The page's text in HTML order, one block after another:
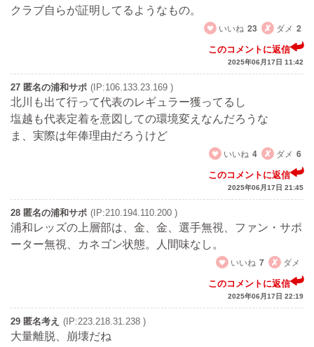
クラブ自らが証明してるようなもの。
いいね 23 ダメ 2
このコメントに返信
2025年06月17日 11:42
27 匿名の浦和サポ (IP:106.133.23.169 )
北川も出て行って代表のレギュラー獲ってるし
塩越も代表定着を意図しての環境変えなんだろうな
ま、実際は年俸理由だろうけど
いいね 4 ダメ 6
このコメントに返信
2025年06月17日 21:45
28 匿名の浦和サポ (IP:210.194.110.200 )
浦和レッズの上層部は、金、金、選手無視、ファン・サポ
ーター無視、カネゴン状態。人間味なし。
いいね 7 ダメ
このコメントに返信
2025年06月17日 22:19
29 匿名考え (IP:223.218.31.238 )
大量離脱、崩壊だね